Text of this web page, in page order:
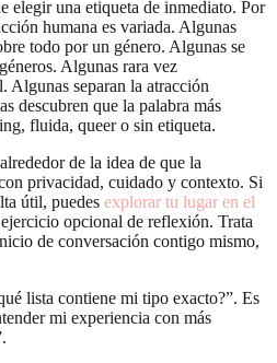
elegir una etiqueta de inmediato. Por
humana es variada. Algunas
todo por un género. Algunas se
Algunas rara vez
Algunas separan la atracción
descubren que la palabra más
fluida, queer o sin etiqueta.
de la idea de que la
privacidad, cuidado y contexto. Si
útil, puedes explorar tu lugar en el
opcional de reflexión. Trata
de conversación contigo mismo,
lista contiene mi tipo exacto?”. Es
mi experiencia con más